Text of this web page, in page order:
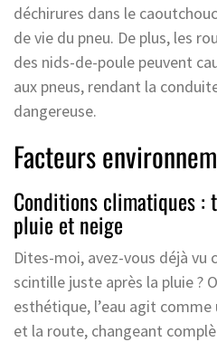
déchirures dans le
de vie du pneu. De plus, les
des nids-de-poule peuvent
aux pneus, rendant la
dangereuse.
Facteurs
Conditions climatiques :
pluie et neige
Dites-moi, avez-vous déjà vu
scintille juste après la pluie ?
esthétique, l’eau agit
et la route, changeant